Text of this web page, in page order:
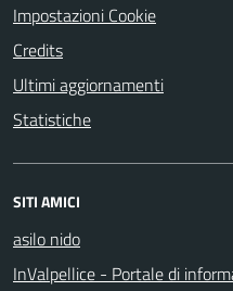
Impostazioni Cookie
Credits
Ultimi aggiornamenti
Statistiche
SITI AMICI
asilo nido
InValpellice - Portale di